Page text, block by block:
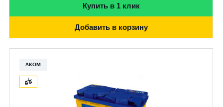
Купить в 1 клик
Добавить в корзину
АКОМ